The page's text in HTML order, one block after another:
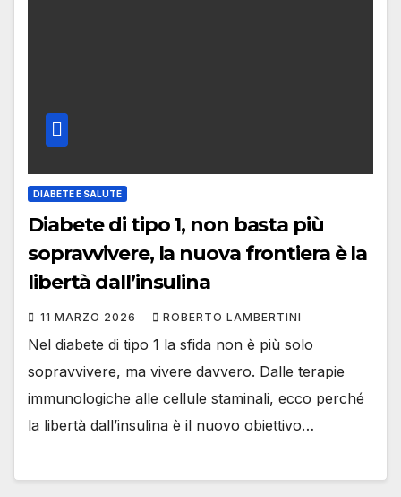
DIABETE E SALUTE
Diabete di tipo 1, non basta più
sopravvivere, la nuova frontiera è la
libertà dall’insulina
11 MARZO 2026 ROBERTO LAMBERTINI
Nel diabete di tipo 1 la sfida non è più solo
sopravvivere, ma vivere davvero. Dalle terapie
immunologiche alle cellule staminali, ecco perché
la libertà dall’insulina è il nuovo obiettivo…